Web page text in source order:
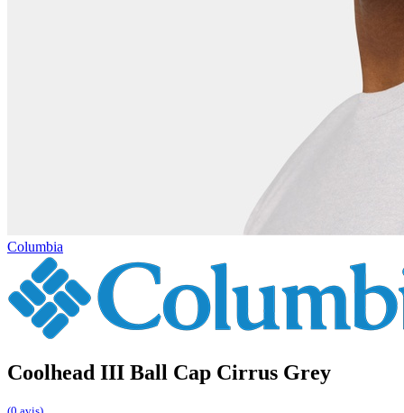
Columbia
Coolhead III Ball Cap Cirrus Grey